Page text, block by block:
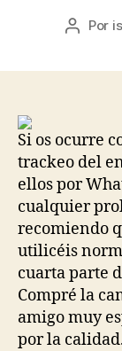
Autor
Por
Si os ocurre
trackeo del
ellos por
cualquier
recomiendo
utilicéis
cuarta parte
Compré la
amigo muy
por la